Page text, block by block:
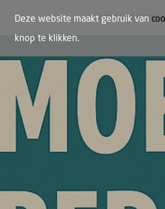
Home Cao
Deze website maakt gebruik van
knop te klikken.